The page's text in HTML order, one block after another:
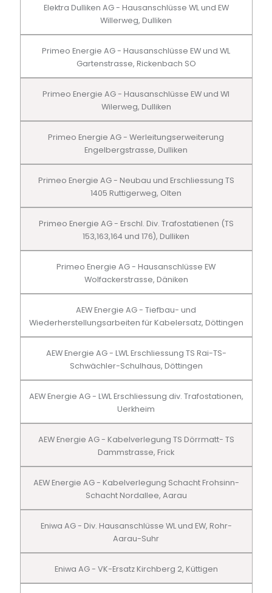
Elektra Dulliken AG - Hausanschlüsse WL und EW
Willerweg, Dulliken
Primeo Energie AG - Hausanschlüsse EW und WL
Gartenstrasse, Rickenbach SO
Primeo Energie AG - Hausanschlüsse EW und Wl
Wilerweg, Dulliken
Primeo Energie AG - Werleitungserweiterung
Engelbergstrasse, Dulliken
Primeo Energie AG - Neubau und Erschliessung TS
1405 Ruttigerweg, Olten
Primeo Energie AG - Erschl. Div. Trafostatienen (TS
153,163,164 und 176), Dulliken
Primeo Energie AG - Hausanschlüsse EW
Wolfackerstrasse, Däniken
AEW Energie AG - Tiefbau- und
Wiederherstellungsarbeiten für Kabelersatz, Döttingen
AEW Energie AG - LWL Erschliessung TS Rai-TS-
Schwächler-Schulhaus, Döttingen
AEW Energie AG - LWL Erschliessung div. Trafostationen,
Uerkheim
AEW Energie AG - Kabelverlegung TS Dörrmatt- TS
Dammstrasse, Frick
AEW Energie AG - Kabelverlegung Schacht Frohsinn-
Schacht Nordallee, Aarau
Eniwa AG - Div. Hausanschlüsse WL und EW, Rohr-
Aarau-Suhr
Eniwa AG - VK-Ersatz Kirchberg 2, Küttigen